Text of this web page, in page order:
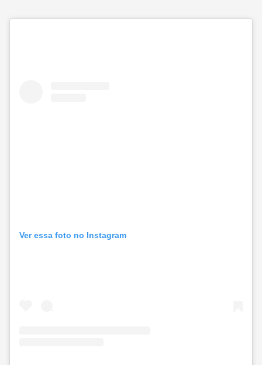
Ver essa foto no Instagram